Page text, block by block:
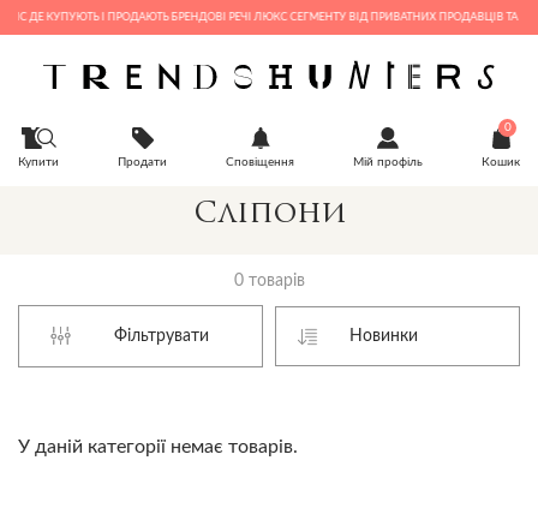
ДЕ КУПУЮТЬ І ПРОДАЮТЬ БРЕНДОВІ РЕЧІ ЛЮКС СЕГМЕНТУ ВІД ПРИВАТНИХ ПРОДАВЦІВ ТА
Купити Продати Сповіщення Мій профіль
0
Кошик
Сліпони
0 товарів
Фільтрувати
У даній категорії немає товарів.